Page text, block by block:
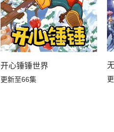
开心锤锤世界
更新至66集